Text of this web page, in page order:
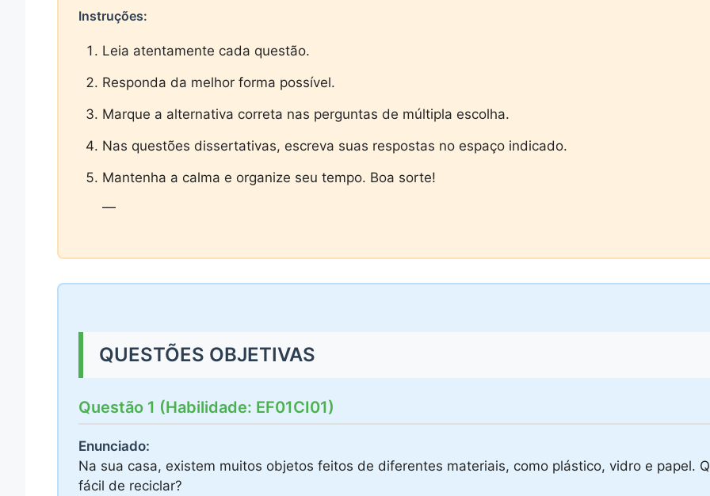
Instruções:
Leia atentamente cada questão.
Responda da melhor forma possível.
Marque a alternativa correta nas perguntas de múltipla escolha.
Nas questões dissertativas, escreva suas respostas no espaço indicado.
Mantenha a calma e organize seu tempo. Boa sorte!
—
QUESTÕES OBJETIVAS
Questão 1 (Habilidade: EF01CI01)
Enunciado:
Na sua casa, existem muitos objetos feitos de diferentes materiais, como plástico, vidro e papel.
fácil de reciclar?